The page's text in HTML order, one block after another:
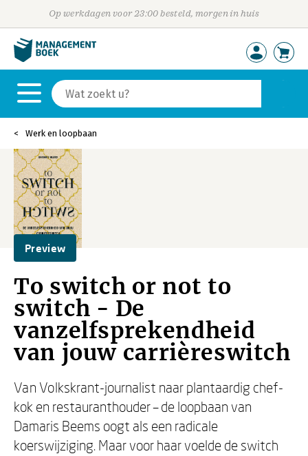
Op werkdagen voor 23:00 besteld, morgen in huis
Werk en loopbaan
Preview
To switch or not to
switch - De
vanzelfsprekendheid
van jouw carrièreswitch
Van Volkskrant-journalist naar plantaardig chef-
kok en restauranthouder – de loopbaan van
Damaris Beems oogt als een radicale
koerswijziging. Maar voor haar voelde de switch